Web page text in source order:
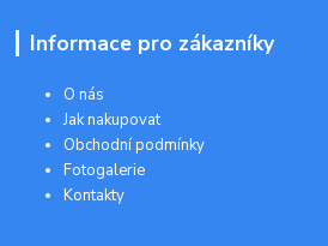
Informace pro zákazníky
O nás
Jak nakupovat
Obchodní podmínky
Fotogalerie
Kontakty